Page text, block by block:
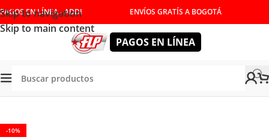
Skip to navigation
Skip to main content
PAGOS EN LÍNEA - ADDI ENVÍOS GRATÍS A BOGOTÁ
PAGOS EN LÍNEA
Tienda/HERRAMIENTAS INALÁMBRICAS ROTOMARTILLOS
-10%